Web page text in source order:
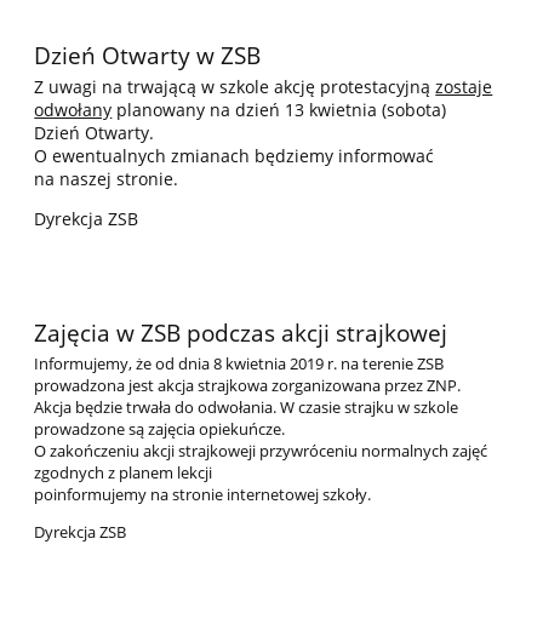
Dzień Otwarty w ZSB
Z uwagi na trwającą w szkole akcję protestacyjnązostaje
odwołany planowany na dzień 13 kwietnia (sobota)
Dzień Otwarty.
O ewentualnych zmianach będziemy informować
na naszej stronie.
Dyrekcja ZSB
Zajęcia w ZSB podczas akcji strajkowej
Informujemy, że od dnia 8 kwietnia 2019 r. na terenie ZSB
prowadzona jest akcja strajkowa zorganizowana przez ZNP.
Akcja będzie trwała do odwołania. W czasie strajku w szkole
prowadzone są zajęcia opiekuńcze.
O zakończeniu akcji strajkoweji przywróceniu normalnych zajęć
zgodnych z planem lekcji
poinformujemy na stronie internetowej szkoły.
Dyrekcja ZSB